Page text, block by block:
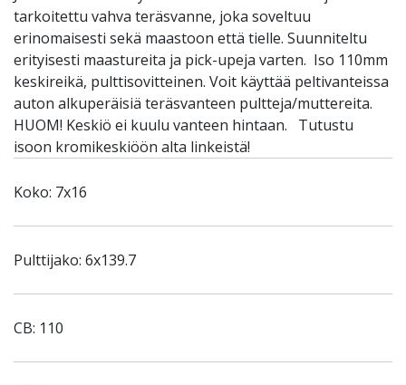
tarkoitettu vahva teräsvanne, joka soveltuu
erinomaisesti sekä maastoon että tielle. Suunniteltu
erityisesti maastureita ja pick-upeja varten. Iso 110mm
keskireikä, pulttisovitteinen. Voit käyttää peltivanteissa
auton alkuperäisiä teräsvanteen pultteja/muttereita.
HUOM! Keskiö ei kuulu vanteen hintaan. Tutustu
isoon kromikeskiöön alta linkeistä!
Koko: 7x16
Pulttijako: 6x139.7
CB: 110